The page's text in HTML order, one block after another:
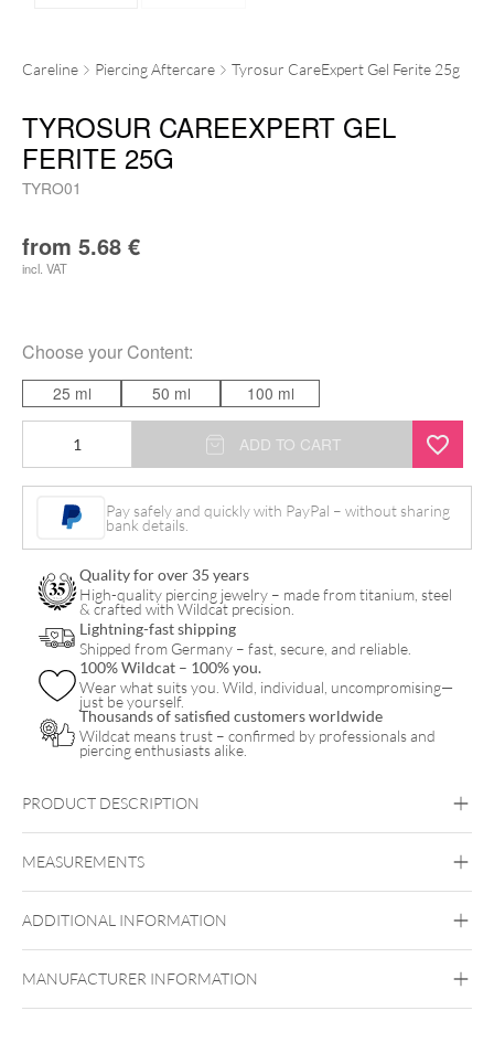
Careline Piercing Aftercare Tyrosur CareExpert Gel Ferite 25g
TYROSUR CAREEXPERT GEL
FERITE 25G
TYRO01
from 5.68 €
incl. VAT
Choose your Content:
25 ml 50 ml 100 ml
CareExpert
quantity
ADD TO CART
Pay safely and quickly with PayPal – without sharing
bank details.
Quality for over 35 years
High-quality piercing jewelry – made from titanium, steel
& crafted with Wildcat precision.
Lightning-fast shipping
Shipped from Germany – fast, secure, and reliable.
100% Wildcat – 100% you.
Wear what suits you. Wild, individual, uncompromising—
just be yourself.
Thousands of satisfied customers worldwide
Wildcat means trust – confirmed by professionals and
piercing enthusiasts alike.
PRODUCT DESCRIPTION
der ideal-feuchten Wundbehandlung entspricht und somit zur
Unterstützung des natürlichen Wundheilungsprozesses bei
Verbrennungen (z.B. Sonnenbrand) beiträgt. Die ideal feuchte
reguliert die Feuchtigkeit in der Wunde überschüssiges
Wundsekret kann abfließen und die Wunde wird feucht
MEASUREMENTS
ADDITIONAL INFORMATION
MANUFACTURER INFORMATION